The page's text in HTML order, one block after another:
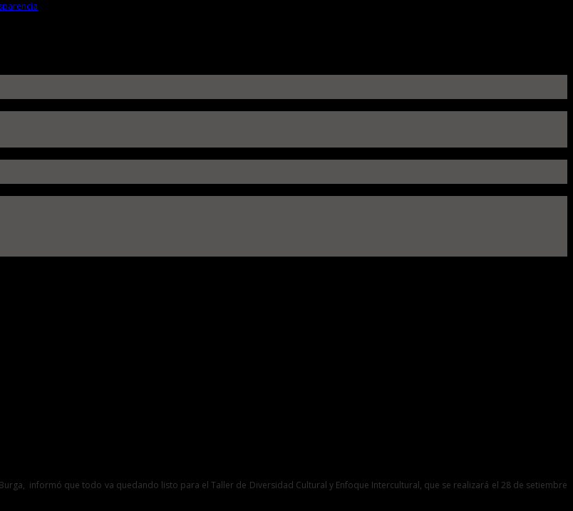
informó que todo va quedando listo para el Taller de Diversidad Cultural y Enfoque Intercultural, que se realizará el 28 de setiembre